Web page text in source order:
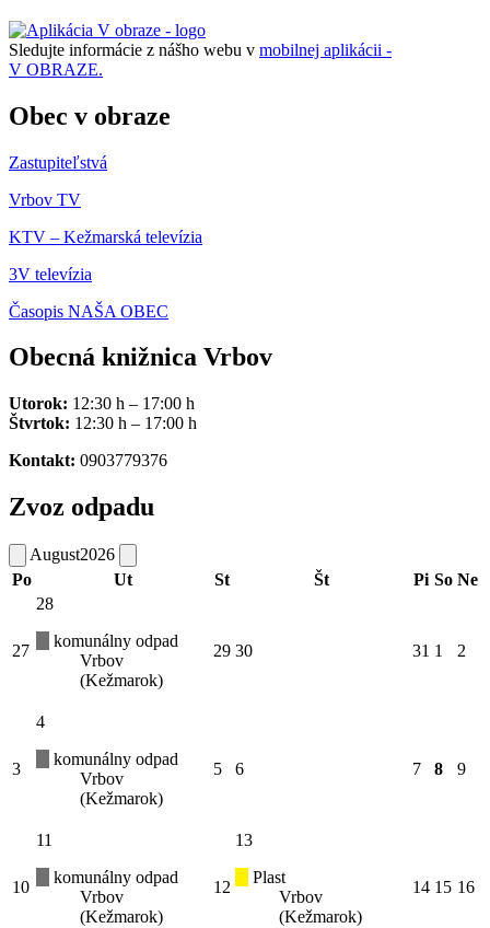
Sledujte informácie z nášho webu v mobilnej aplikácii -
V OBRAZE.
Obec v obraze
Zastupiteľstvá
Vrbov TV
KTV – Kežmarská televízia
3V televízia
Časopis NAŠA OBEC
Obecná knižnica Vrbov
Utorok: 12:30 h – 17:00 h
Štvrtok: 12:30 h – 17:00 h
Kontakt: 0903779376
Zvoz odpadu
August2026
Po
Ut St Št Pi So Ne
27
28
komunálny odpad
Vrbov
(Kežmarok)
29 30 31 1 2
3
4
komunálny odpad
Vrbov
(Kežmarok)
5 6 7 8 9
10
11
komunálny odpad
Vrbov
(Kežmarok)
12
13
Plast
Vrbov
(Kežmarok)
14 15 16